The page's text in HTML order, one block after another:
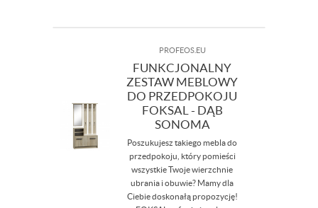
PROFEOS.EU
FUNKCJONALNY
ZESTAW MEBLOWY
DO PRZEDPOKOJU
FOKSAL - DĄB
SONOMA
Poszukujesz takiego mebla do
przedpokoju, który pomieści
wszystkie Twoje wierzchnie
ubrania i obuwie? Mamy dla
Ciebie doskonałą propozycję!